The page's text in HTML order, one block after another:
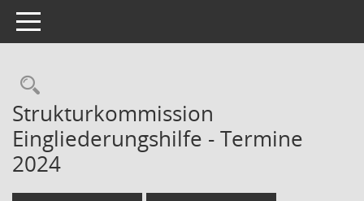
Toggle navigation
Strukturkommission
Eingliederungshilfe - Termine
2024